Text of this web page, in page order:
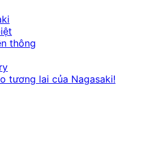
thông
tương lai của Nagasaki!